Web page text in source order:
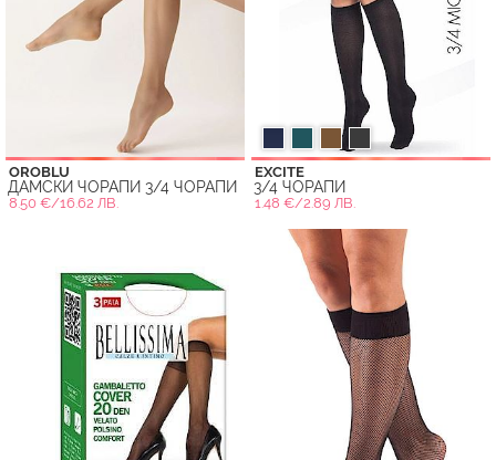
OROBLU
ДАМСКИ ЧОРАПИ 3/4 ЧОРАПИ
8.50 €/16.62 ЛВ.
EXCITE
3/4 ЧОРАПИ
1.48 €/2.89 ЛВ.